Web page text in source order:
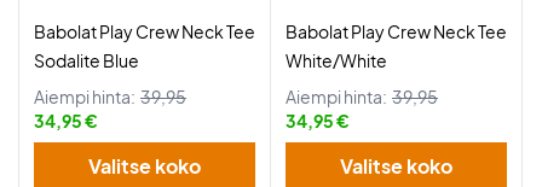
Babolat Play Crew Neck Tee
Sodalite Blue
Aiempi hinta: 39,95
34,95 €
Valitse koko
Babolat Play Crew Neck Tee
White/White
Aiempi hinta: 39,95
34,95 €
Valitse koko